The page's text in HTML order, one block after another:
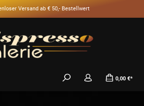
Versand ab € 50,- Bestellwert
0,00 €*